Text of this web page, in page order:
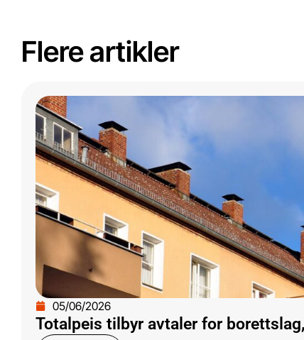
Flere artikler
05/06/2026
Totalpeis tilbyr avtaler for